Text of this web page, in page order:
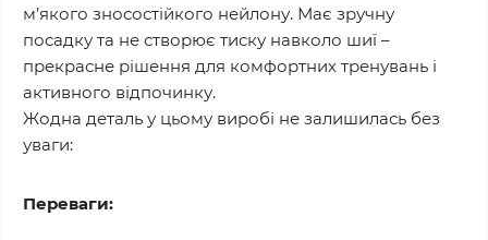
м’якого зносостійкого нейлону. Має зручну
посадку та не створює тиску навколо шиї –
прекрасне рішення для комфортних тренувань і
активного відпочинку.
Жодна деталь у цьому виробі не залишилась без
уваги:
Переваги: